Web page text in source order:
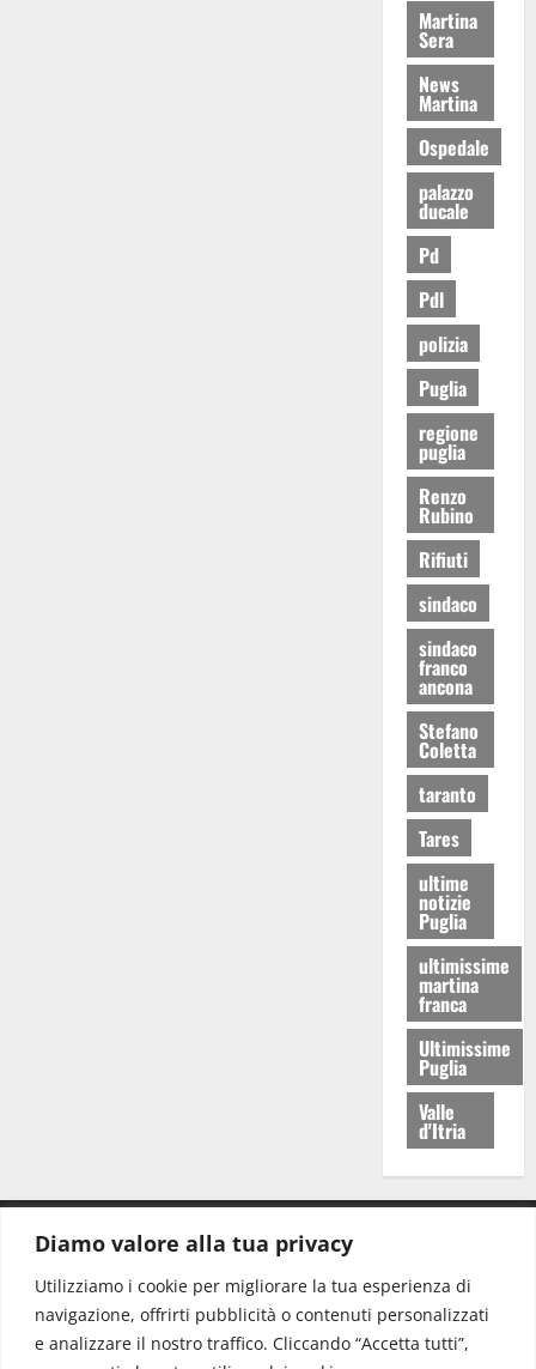
Diamo valore alla tua privacy
Utilizziamo i cookie per migliorare la tua esperienza di
navigazione, offrirti pubblicità o contenuti personalizzati
e analizzare il nostro traffico. Cliccando “Accetta tutti”,
Martina
Sera
News
Martina
Ospedale
palazzo
ducale
Pd
Pdl
polizia
Puglia
regione
puglia
Renzo
Rubino
Rifiuti
sindaco
sindaco
franco
ancona
Stefano
Coletta
taranto
Tares
ultime
notizie
Puglia
ultimissime
martina
franca
Ultimissime
Puglia
Valle
d'Itria
Redazione: redazione@www.martinasera.it
Direttore:direttore@www.martinasera.it